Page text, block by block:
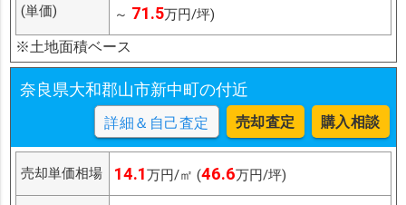
(単価)
～ 71.5万円/坪)
※土地面積ベース
奈良県大和郡山市新中町の付近
詳細＆自己査定 売却査定 購入相談
売却単価相場 14.1万円/㎡ (46.6万円/坪)